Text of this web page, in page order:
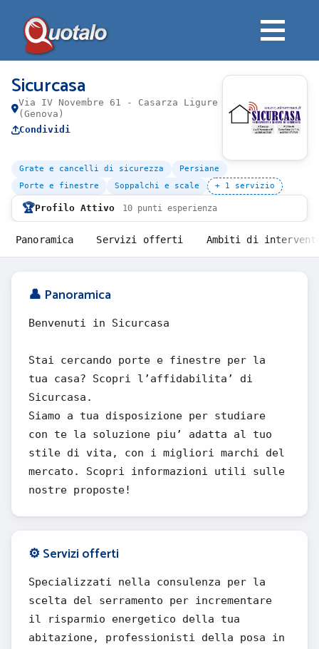
Sicurcasa
Via IV Novembre 61 - Casarza Ligure
(Genova)
Condividi
Grate e cancelli di sicurezza
Persiane
Porte e finestre
Soppalchi e scale + 1 servizio
🏆Profilo Attivo 10 punti esperienza
Panoramica Servizi offerti Ambiti di
👤 Panoramica
Benvenuti in Sicurcasa
Stai cercando porte e finestre per la
tua casa? Scopri l’affidabilita’ di
Sicurcasa.
Siamo a tua disposizione per studiare
con te la soluzione piu’ adatta al tuo
stile di vita, con i migliori marchi del
mercato. Scopri informazioni utili sulle
nostre proposte!
⚙️ Servizi offerti
Specializzati nella consulenza per la
scelta del serramento per incrementare
il risparmio energetico della tua
abitazione, professionisti della posa in